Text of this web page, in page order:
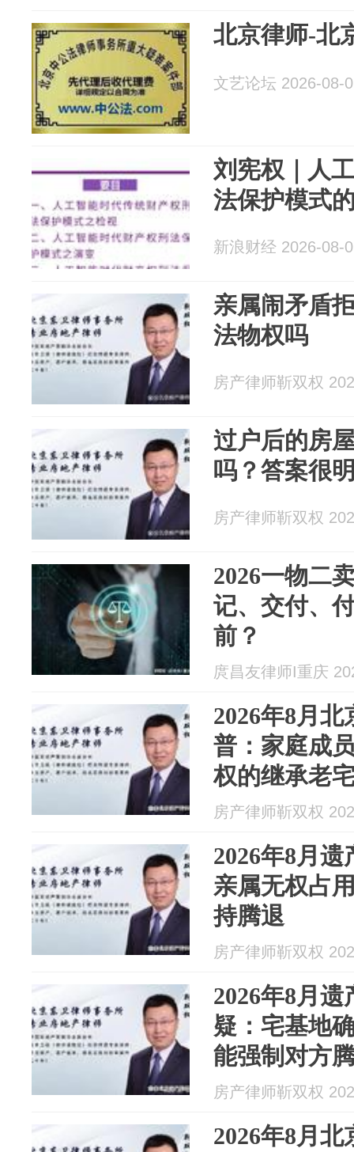
北京律师-北
文艺论坛 2026-08-
刘宪权｜人
法保护模式
新浪财经 2026-08-
亲属闹矛盾
法物权吗
房产律师靳双权
过户后的房
吗？答案很
房产律师靳双权
2026一物二
记、交付、
前？
庹昌友律师I重庆
2026年8月
普：家庭成
权的继承老
房产律师靳双权
2026年8月
亲属无权占
持腾退
房产律师靳双权
2026年8月
疑：宅基地
能强制对方
房产律师靳双权
2026年8月